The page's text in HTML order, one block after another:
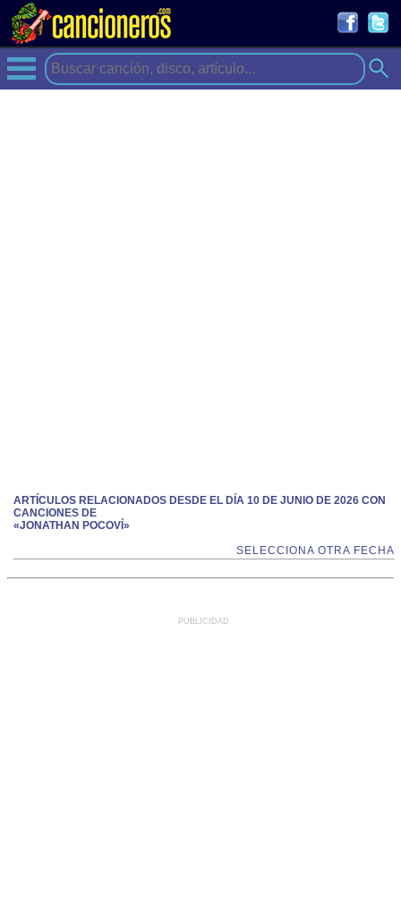
ARTÍCULOS RELACIONADOS DESDE EL DÍA 10 DE JUNIO DE 2026 CON
CANCIONES DE
«JONATHAN POCOVÍ»
SELECCIONA OTRA FECHA
PUBLICIDAD